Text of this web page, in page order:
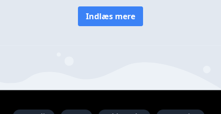
Indlæs mere